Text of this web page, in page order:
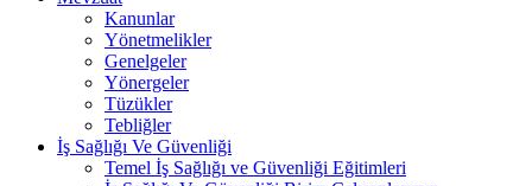
Kanunlar
Yönetmelikler
Genelgeler
Yönergeler
Tüzükler
Tebliğler
İş Sağlığı Ve Güvenliği
Temel İş Sağlığı ve Güvenliği Eğitimleri